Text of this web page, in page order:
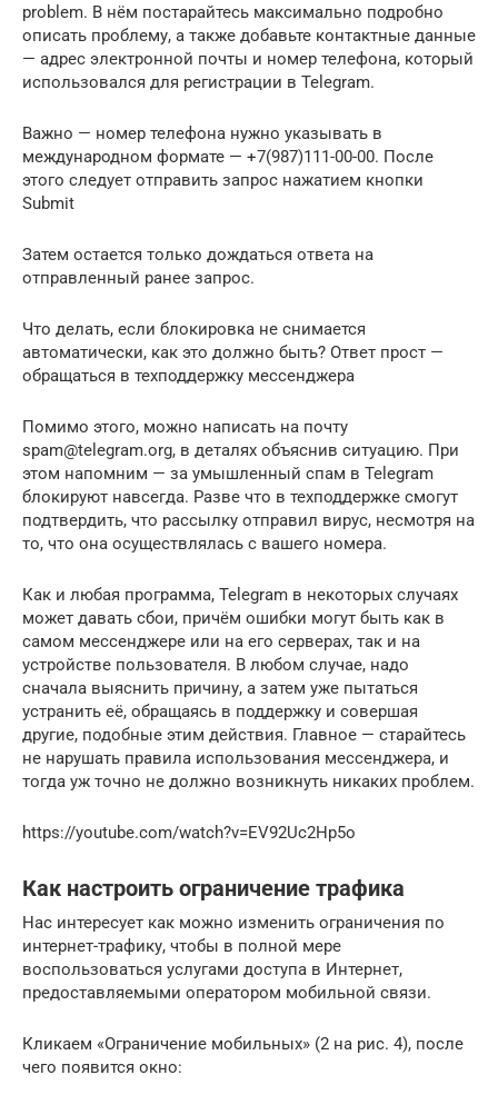
problem. В нём постарайтесь максимально подробно
описать проблему, а также добавьте контактные данные
— адрес электронной почты и номер телефона, который
использовался для регистрации в Telegram.
Важно — номер телефона нужно указывать в
международном формате — +7(987)111-00-00. После
этого следует отправить запрос нажатием кнопки
Submit
Затем остается только дождаться ответа на
отправленный ранее запрос.
Что делать, если блокировка не снимается
автоматически, как это должно быть? Ответ прост —
обращаться в техподдержку мессенджера
Помимо этого, можно написать на почту
spam@telegram.org, в деталях объяснив ситуацию. При
этом напомним — за умышленный спам в Telegram
блокируют навсегда. Разве что в техподдержке смогут
подтвердить, что рассылку отправил вирус, несмотря на
то, что она осуществлялась с вашего номера.
Как и любая программа, Telegram в некоторых случаях
может давать сбои, причём ошибки могут быть как в
самом мессенджере или на его серверах, так и на
устройстве пользователя. В любом случае, надо
сначала выяснить причину, а затем уже пытаться
устранить её, обращаясь в поддержку и совершая
другие, подобные этим действия. Главное — старайтесь
не нарушать правила использования мессенджера, и
тогда уж точно не должно возникнуть никаких проблем.
https://youtube.com/watch?v=EV92Uc2Hp5o
Как настроить ограничение трафика
Нас интересует как можно изменить ограничения по
интернет-трафику, чтобы в полной мере
воспользоваться услугами доступа в Интернет,
предоставляемыми оператором мобильной связи.
Кликаем «Ограничение мобильных» (2 на рис. 4), после
чего появится окно: